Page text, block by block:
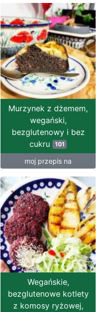
Murzynek z dżemem,
wegański,
bezglutenowy i bez
cukru
101
moj przepis na
Wegańskie,
bezglutenowe kotlety
z komosy ryżowej,